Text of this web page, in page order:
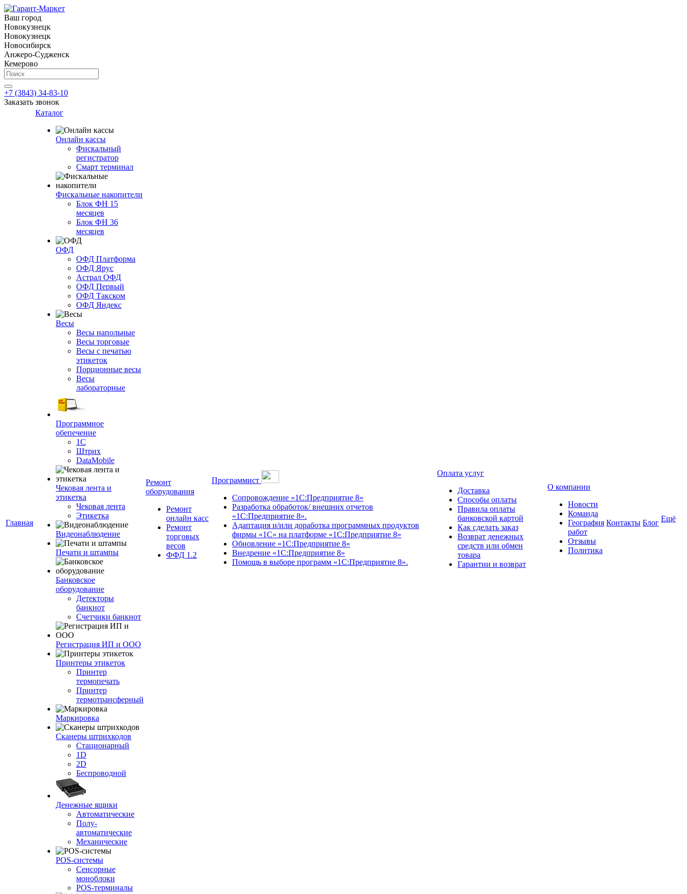
Ваш город
Новокузнецк
Новокузнецк
Новосибирск
Анжеро-Судженск
Кемерово
+7 (3843) 34-83-10
Заказать звонок
Главная
Каталог
Онлайн кассы
Фискальный
регистратор
Смарт терминал
Фискальные накопители
Блок ФН 15
месяцев
Блок ФН 36
месяцев
ОФД
ОФД Платформа
ОФД Ярус
Астрал ОФД
ОФД Первый
ОФД Такском
ОФД Яндекс
Весы
Весы напольные
Весы торговые
Весы с печатью
этикеток
Порционные весы
Весы
лабораторные
Программное
обепечение
1С
Штрих
DataMobile
Чековая лента и
этикетка
Чековая лента
Этикетка
Видеонаблюдение
Печати и штампы
Банковское
оборудование
Детекторы
банкнот
Счетчики банкнот
Регистрация ИП и ООО
Принтеры этикеток
Принтер
термопечать
Принтер
термотрансферный
Маркировка
Сканеры штрихкодов
Стационарный
1D
2D
Беспроводной
Денежные ящики
Автоматические
Полу-
автоматические
Механические
POS-системы
Сенсорные
моноблоки
POS-терминалы
Ремонт
оборудования
Ремонт
онлайн касс
Ремонт
торговых
весов
ФФД 1.2
Программист
Сопровождение «1С:Предприятие 8»
Разработка обработок/ внешних отчетов
«1С:Предприятие 8».
Адаптация и/или доработка программных продуктов
фирмы «1С» на платформе «1С:Предприятие 8»
Обновление «1С:Предприятие 8»
Внедрение «1С:Предприятие 8»
Помощь в выборе программ «1С:Предприятие 8».
Оплата услуг
Доставка
Способы оплаты
Правила оплаты
банковской картой
Как сделать заказ
Возврат денежных
средств или обмен
товара
Гарантии и возврат
О компании
Новости
Команда
География
работ
Отзывы
Политика
Контакты Блог Ещё